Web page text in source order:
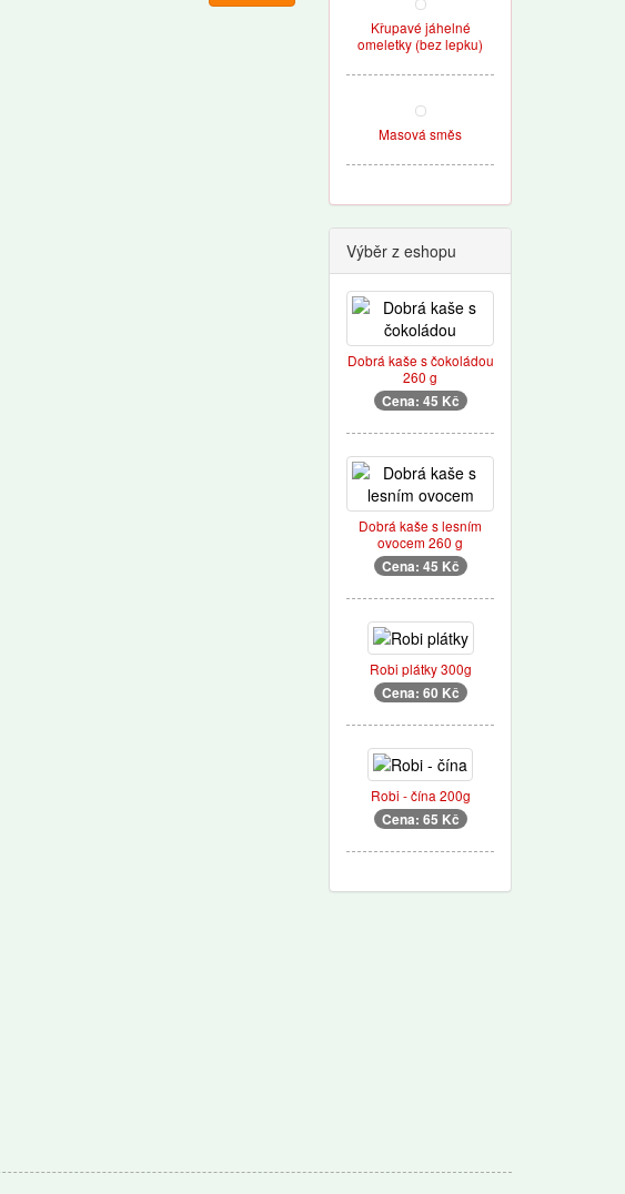
Křupavé jáhelné
omeletky (bez lepku)
Masová směs
Výběr z eshopu
Dobrá kaše s čokoládou
260 g
Cena: 45 Kč
Dobrá kaše s lesním
ovocem 260 g
Cena: 45 Kč
Robi plátky 300g
Cena: 60 Kč
Robi - čína 200g
Cena: 65 Kč